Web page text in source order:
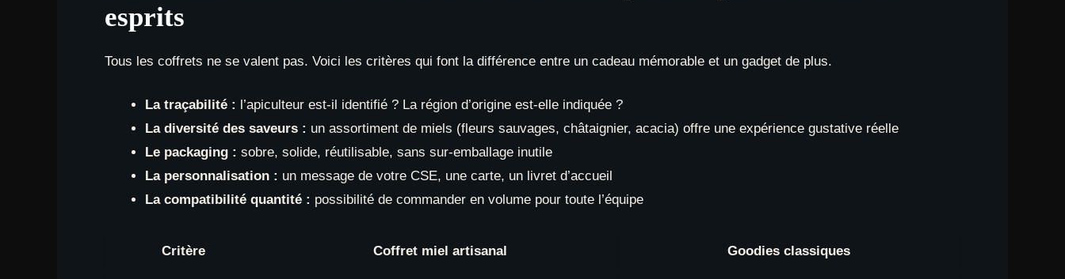
esprits
Tous les coffrets ne se valent pas. Voici les critères qui font la différence entre un cadeau mémorable et un gadget de plus.
La traçabilité :
l’apiculteur est-il identifié ? La région d’origine est-elle indiquée ?
La diversité des saveurs : un assortiment de miels (fleurs sauvages, châtaignier, acacia) offre une expérience gustative réelle
Le packaging : sobre, solide, réutilisable, sans sur-emballage inutile
La personnalisation : un message de votre CSE, une carte, un livret d’accueil
La compatibilité quantité : possibilité de commander en volume pour toute l’équipe
Critère Coffret miel artisanal Goodies classiques